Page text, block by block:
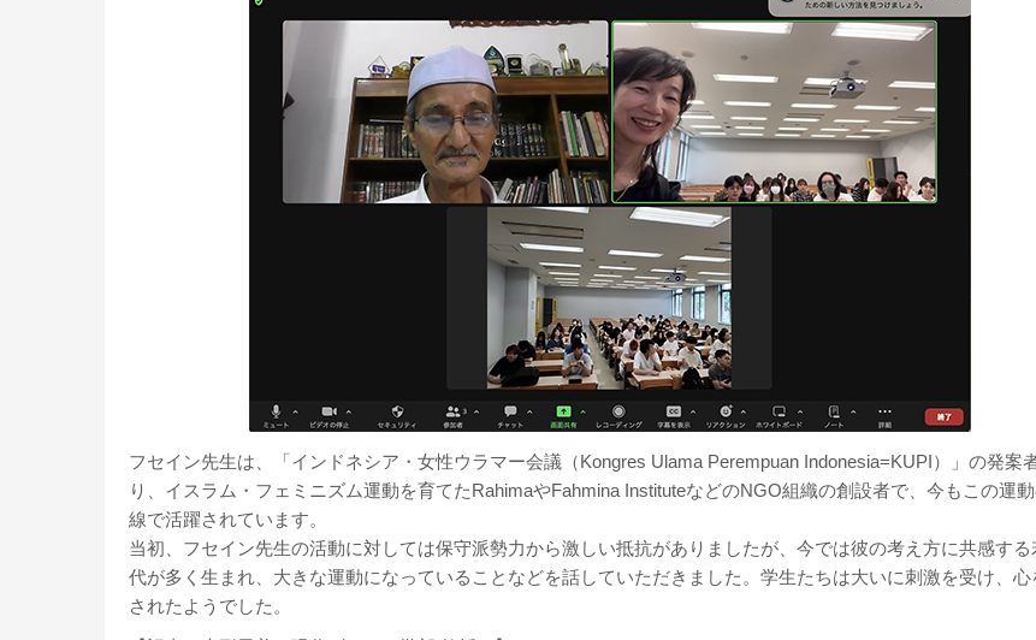
フセイン先生は、「インドネシア・女性ウラマー会議（Kongres Ulama Perempuan Indonesia=KUPI）」の発案
り、イスラム・フェミニズム運動を育てたRahimaやFahmina InstituteなどのNGO組織の創設者で、今もこの運
線で活躍されています。
当初、フセイン先生の活動に対しては保守派勢力から激しい抵抗がありましたが、今では彼の考え方に共感する
代が多く生まれ、大きな運動になっていることなどを話していただきました。学生たちは大いに刺激を受け、心
されたようでした。